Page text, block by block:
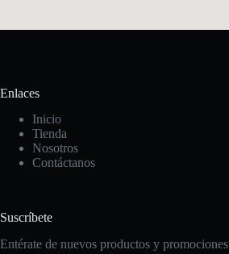
Enlaces
Inicio
Tienda
Nosotros
Contáctanos
Suscríbete
Entérate de nuevos productos y promociones